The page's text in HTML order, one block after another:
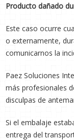
Producto dañado
Este caso ocurre
o externamente,
comunicarnos la
Paez Soluciones
más profesionales
disculpas de
Si el embalaje
entrega del